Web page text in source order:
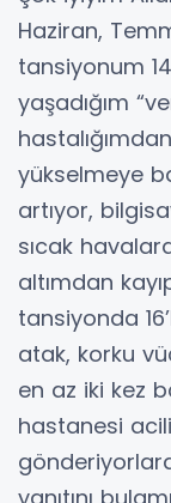
Haziran,
tansiyonum
yaşadığım
yükselmeye
artıyor,
sıcak
altımdan
tansiyonda
atak, korku
en az iki kez
hastanesi